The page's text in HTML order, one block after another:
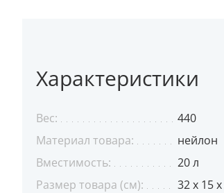
Характеристики
Вес:
440
Материал товара:
нейлон
Вместимость:
20 л
Размер товара (см):
32 х 15